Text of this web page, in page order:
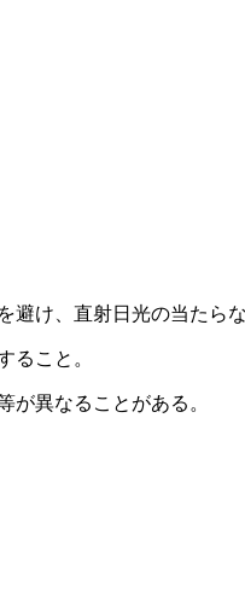
け、直射日光の当たら
ること。
異なることがある。